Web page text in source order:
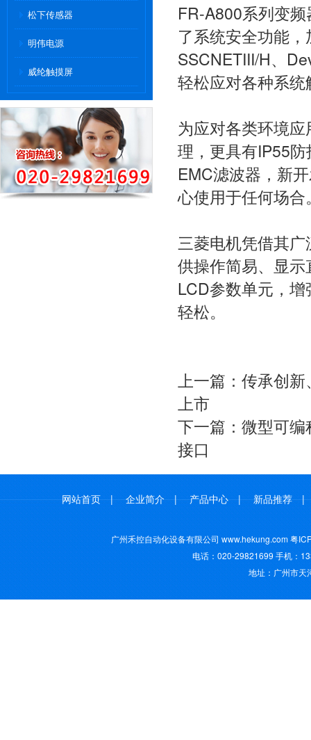
松下传感器
明伟电源
威纶触摸屏
FR-A800系列变
了系统安全功能
SSCNETIII/H、
轻松应对各种系
为应对各类环境
理，更具有IP55
EMC滤波器，新
心使用于任何场合
三菱电机凭借其
供操作简易、显
LCD参数单元，
轻松。
上一篇： 传承创
上市
下一篇： 微型可编
接口
网站首页|企业简介|产品中心|新品推荐
广州禾控自动化设备有限公司 www.hekung.com粤
电话：020-29821699 手机：
地址：广州市天